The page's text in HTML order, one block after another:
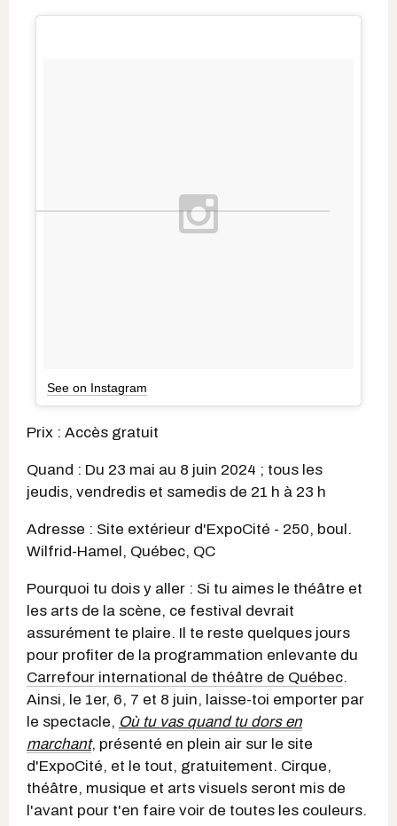
See on Instagram
Prix : Accès gratuit
Quand : Du 23 mai au 8 juin 2024 ; tous les
jeudis, vendredis et samedis de 21 h à 23 h
Adresse : Site extérieur d'ExpoCité - 250, boul.
Wilfrid-Hamel, Québec, QC
Pourquoi tu dois y aller : Si tu aimes le théâtre et
les arts de la scène, ce festival devrait
assurément te plaire. Il te reste quelques jours
pour profiter de la programmation enlevante du
Carrefour international de théâtre de Québec.
Ainsi, le 1er, 6, 7 et 8 juin, laisse-toi emporter par
le spectacle, Où tu vas quand tu dors en
marchant, présenté en plein air sur le site
d'ExpoCité, et le tout, gratuitement. Cirque,
théâtre, musique et arts visuels seront mis de
l'avant pour t'en faire voir de toutes les couleurs.